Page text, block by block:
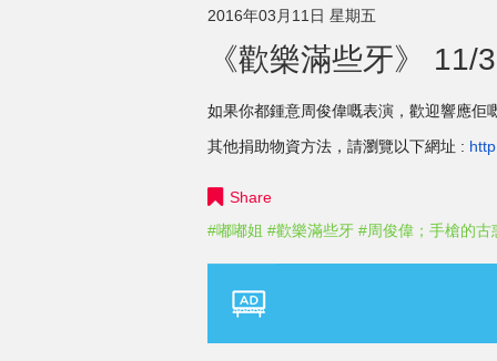
2016年03月11日 星期五
《歡樂滿些牙》
如果你都鍾意周俊偉嘅表演，歡迎響應佢
其他捐助物資方法，請瀏覽以下網址 :
Share
#嘟嘟姐 #歡樂滿些牙 #周俊偉；手槍的